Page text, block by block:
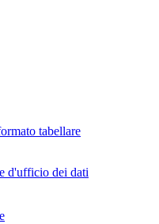
tabellare
d'ufficio dei dati